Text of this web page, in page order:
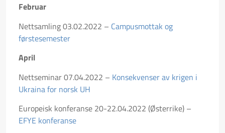
Februar
Nettsamling 03.02.2022 – Campusmottak og
førstesemester
April
Nettseminar 07.04.2022 – Konsekvenser av krigen i
Ukraina for norsk UH
Europeisk konferanse 20-22.04.2022 (Østerrike) –
EFYE konferanse